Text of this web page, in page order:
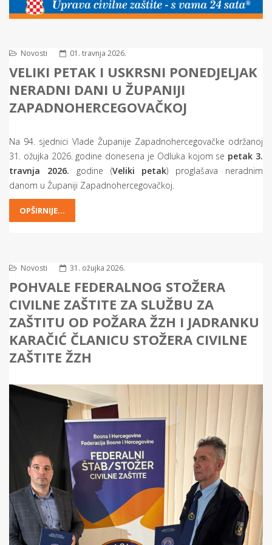
Novosti 01. travnja 2026.
VELIKI PETAK I USKRSNI PONEDJELJAK
NERADNI DANI U ŽUPANIJI
ZAPADNOHERCEGOVAČKOJ
Na 94. sjednici Vlade Županije Zapadnohercegovačke održanoj
31. ožujka 2026. godine donesena je Odluka kojom se petak 3.
travnja 2026. godine (Veliki petak) proglašava neradnim
danom u Županiji Zapadnohercegovačkoj.
OPŠIRNIJE...
Novosti 31. ožujka 2026.
POHVALE FEDERALNOG STOŽERA
CIVILNE ZAŠTITE ZA SLUŽBU ZA
ZAŠTITU OD POŽARA ŽZH I JADRANKU
KARAČIĆ ČLANICU STOŽERA CIVILNE
ZAŠTITE ŽZH